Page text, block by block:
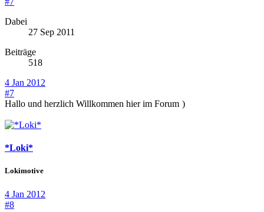
Dabei
27 Sep 2011
Beiträge
518
4 Jan 2012
#7
Hallo und herzlich Willkommen hier im Forum )
*Loki*
Lokimotive
4 Jan 2012
#8